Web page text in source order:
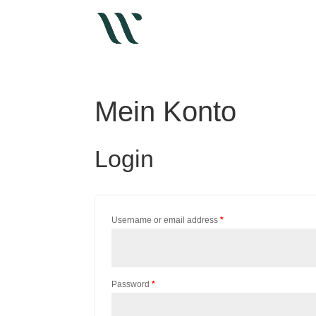
Mein Konto
Login
Username or email address*
Password*